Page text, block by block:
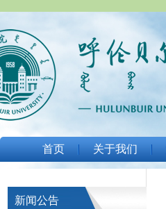
首页 关于我们
新闻公告